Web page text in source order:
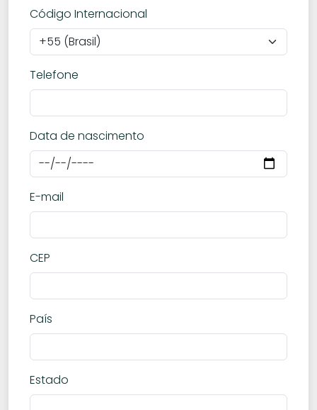
Código Internacional
Telefone
Data de nascimento
E-mail
CEP
País
Estado